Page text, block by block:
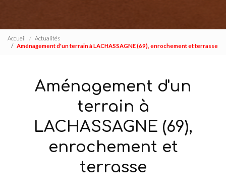
Accueil
Actualités
Aménagement d'un terrain à LACHASSAGNE (69), enrochement et terrasse
Aménagement d'un
terrain à
LACHASSAGNE (69),
enrochement et
terrasse